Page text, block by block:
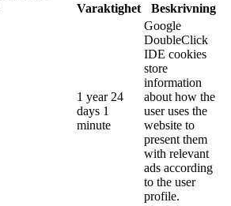
Varaktighet Beskrivning
1 year 24
days 1
minute
Google
DoubleClick
IDE cookies
store
information
about how the
user uses the
website to
present them
with relevant
ads according
to the user
profile.